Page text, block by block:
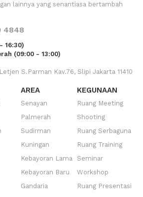
lainnya yang senantiasa bertambah
4848
16:30)
(09:00 - 13:00)
S.Parman Kav.76, Slipi Jakarta 11410
AREA
Senayan
Palmerah
Sudirman
Kuningan
Kebayoran Lama
Kebayoran Baru
Gandaria
KEGUNAAN
Ruang Meeting
Shooting
Ruang Serbaguna
Ruang Training
Seminar
Workshop
Ruang Presentasi